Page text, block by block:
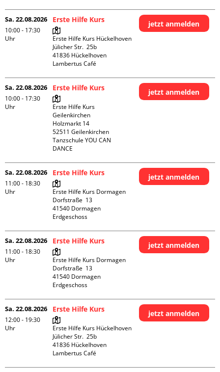
Sa. 22.08.2026
10:00 - 17:30
Uhr
Erste Hilfe Kurs
Erste Hilfe Kurs Hückelhoven
Jülicher Str.  25b
41836 Hückelhoven
Lambertus Café
jetzt anmelden
Sa. 22.08.2026
10:00 - 17:30
Uhr
Erste Hilfe Kurs
Erste Hilfe Kurs
Geilenkirchen
Holzmarkt 14
52511 Geilenkirchen
Tanzschule YOU CAN
DANCE
jetzt anmelden
Sa. 22.08.2026
11:00 - 18:30
Uhr
Erste Hilfe Kurs
Erste Hilfe Kurs Dormagen
Dorfstraße  13
41540 Dormagen
Erdgeschoss
jetzt anmelden
Sa. 22.08.2026
11:00 - 18:30
Uhr
Erste Hilfe Kurs
Erste Hilfe Kurs Dormagen
Dorfstraße  13
41540 Dormagen
Erdgeschoss
jetzt anmelden
Sa. 22.08.2026
12:00 - 19:30
Uhr
Erste Hilfe Kurs
Erste Hilfe Kurs Hückelhoven
Jülicher Str.  25b
41836 Hückelhoven
Lambertus Café
jetzt anmelden